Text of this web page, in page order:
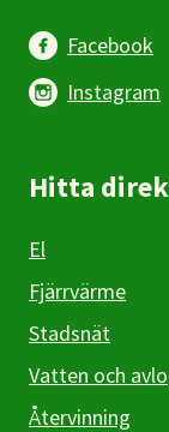
Facebook
Instagram
Hitta
El
Fjärrvärme
Stadsnät
Vatten och
Återvinning